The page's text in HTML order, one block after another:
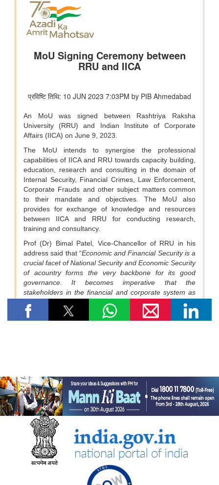
प्रधानमंत्री श्री नरेन्द्र मोदी ने आईआईटी दिल्ली के 57वें दीक्षांत समारोह को
संबोधित किया
इलेक्ट्रानिक्स एवं आईटी मंत्रालय
डिजिलॉकर ने एएईआरआई के साथ साझेदारी करके ऑस्ट्रेलिया जाने वाले
भारतीय छात्रों के लिए दस्तावेज़ सत्यापन प्रक्रिया को तेज़ किया है
यूजर्स के लिए यूपीआई निःशुल्क
विधि एवं न्‍याय मंत्रालय
प्रेस नोट
पेट्रोलियम एवं प्राकृतिक गैस मंत्रालय
तेल विपणन कंपनियों (ओएमसी) ने ई20 पेट्रोल में नमी और क्लोराइड की
मौजूदगी की जांच की: 500 पीपीएम क्लोराइड और नमी की मौजूदगी के दावों
की पुष्टि नहीं हुई
रेल मंत्रालय
उद्देश्य से चित्रकूटधाम कर्वी-कानपुर सेंट्रल और प्रतापगढ़-कानपुर सेंट्रल
एक्सप्रेस सेवाओं के विलय को मंजूरी दी
भारतीय रेलवे ने मध्य प्रदेश में इटारसी-मदन महल के बीच दैनिक पैसेंजर सेवा
शुरू करने की स्वीकृति दी
विज्ञान एवं प्रौद्योगिकी मंत्रालय
सीएसआईआर-सीआरआरआई ने राजस्थान सरकार के समक्ष स्वदेशी
केन्‍द्रीय मंत्री डॉ. जितेंद्र सिंह ने लखनऊ में सीएसआईआर-एनबीआरआई द्वारा
विकसित अपनी तरह का पहला 'इको-एजुकेशनल हब' राष्ट्र को समर्पित किया
सीएसआईआर एकीकृत कौशल पहल के चरण-III (2025–30) के प्रथम वर्ष
के लिए मॉनिटरिंग समिति की समन्वयकों की कॉन्क्लेव-सह-बैठक आयोजित की
पत्तन, पोत परिवहन और जलमार्ग मंत्रालय
भारत ने समुद्री गवर्नेंस में डिजिटल बदलाव को गति देने के लिए ई-समुद्र का